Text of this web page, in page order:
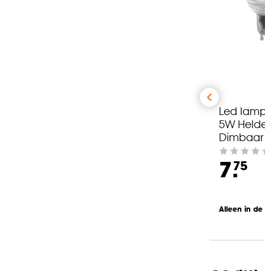
Led
5W
Dimbaar
7.75
Alleen in de